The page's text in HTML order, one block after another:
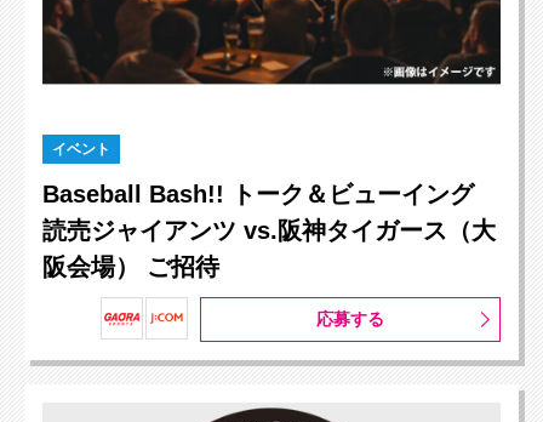
イベント
Baseball Bash!! トーク＆ビューイング
読売ジャイアンツ vs.阪神タイガース（大
阪会場） ご招待
応募する